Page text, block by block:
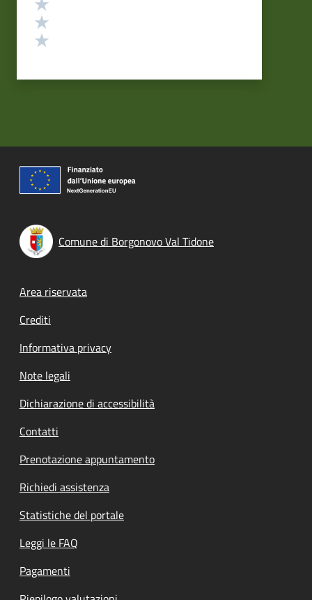
Comune di Borgonovo Val Tidone
Footer menu
Area riservata
Crediti
Informativa privacy
Note legali
Dichiarazione di accessibilità
Contatti
Prenotazione appuntamento
Richiedi assistenza
Statistiche del portale
Leggi le FAQ
Pagamenti